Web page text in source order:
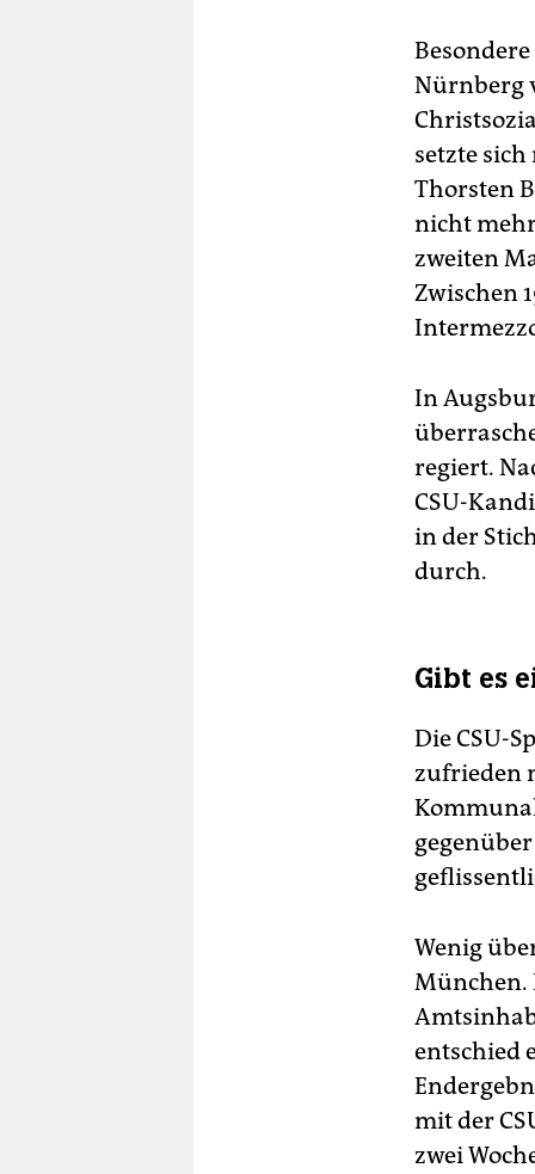
Nürnberg
setzte
Thorsten
nicht
zweiten
Zwischen
In
regiert.
CSU-
in der
durch.
Gibt es
Die CSU-
zufrieden
Wenig
München.
entschied
mit der
zwei